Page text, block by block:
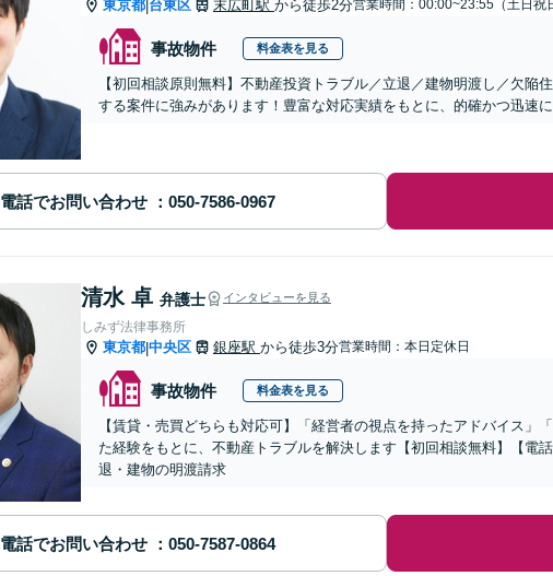
東京都|台東区 末広町駅 から徒歩2分営業時間：00:00~23:55（土日祝
事故物件 料金表を見る
【初回相談原則無料】不動産投資トラブル／立退／建物明渡し／欠陥
する案件に強みがあります！豊富な対応実績をもとに、的確かつ迅速
電話でお問い合わせ
清水 卓 弁護士 インタビューを見る
しみず法律事務所
東京都|中央区 銀座駅 から徒歩3分営業時間：本日定休日
事故物件 料金表を見る
【賃貸・売買どちらも対応可】「経営者の視点を持ったアドバイス」
た経験をもとに、不動産トラブルを解決します【初回相談無料】【電
退・建物の明渡請求
電話でお問い合わせ